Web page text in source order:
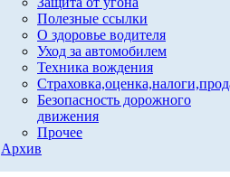
Полезные ссылки
О здоровье водителя
Уход за автомобилем
Техника вождения
Безопасность дорожного
движения
Прочее
Архив